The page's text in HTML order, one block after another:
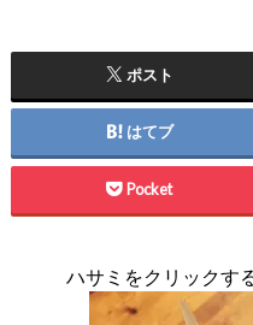
ポスト
はてブ
Pocket
ハサミをクリックす